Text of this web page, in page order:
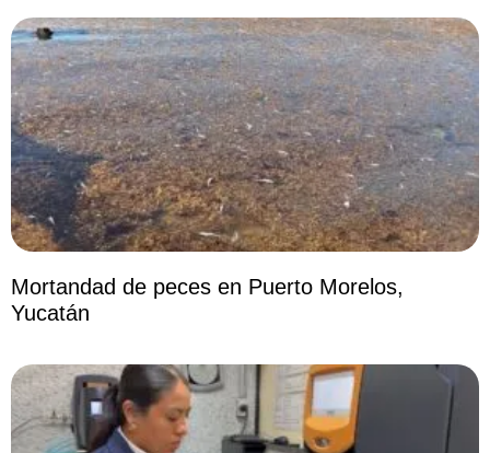
Mortandad de peces en Puerto Morelos,
Yucatán